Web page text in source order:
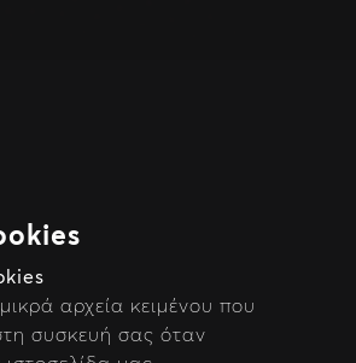
αρχεία κειμένου που
συσκευή σας όταν